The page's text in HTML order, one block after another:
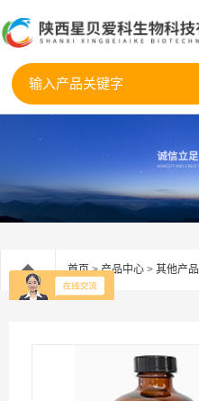
首页>产品中心 > 其他产品